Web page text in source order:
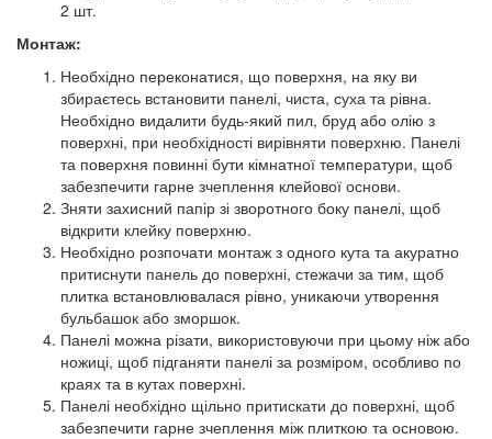
2 шт.
Монтаж:
Необхідно переконатися, що поверхня, на яку ви
збираєтесь встановити панелі, чиста, суха та рівна.
Необхідно видалити будь-який пил, бруд або олію з
поверхні, при необхідності вирівняти поверхню. Панелі
та поверхня повинні бути кімнатної температури, щоб
забезпечити гарне зчеплення клейової основи.
Зняти захисний папір зі зворотного боку панелі, щоб
відкрити клейку поверхню.
Необхідно розпочати монтаж з одного кута та акуратно
притиснути панель до поверхні, стежачи за тим, щоб
плитка встановлювалася рівно, уникаючи утворення
бульбашок або зморшок.
Панелі можна різати, використовуючи при цьому ніж або
ножиці, щоб підганяти панелі за розміром, особливо по
краях та в кутах поверхні.
Панелі необхідно щільно притискати до поверхні, щоб
забезпечити гарне зчеплення між плиткою та основою.